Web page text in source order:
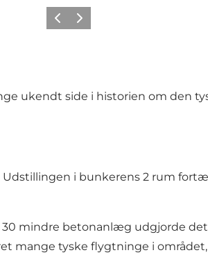
ForrigeNæste
ukendt side i historien om den
i bunkerens 2 rum
mindre betonanlæg udgjorde
mange tyske flygtninge i